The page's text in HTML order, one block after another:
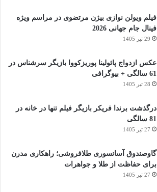
فیلم ویولن نوازی بیژن مرتضوی در مراسم ویژه
فینال جام جهانی 2026
29 تیر 1405
عکس ازدواج پائولینا پوریزکووا بازیگر سرشناس در
61 سالگی + بیوگرافی
28 تیر 1405
درگذشت برندا فریکر بازیگر فیلم تنها در خانه در
81 سالگی
27 تیر 1405
گاوصندوق آسانسوری طلافروشی؛ راهکاری مدرن
برای حفاظت از طلا و جواهرات
27 تیر 1405